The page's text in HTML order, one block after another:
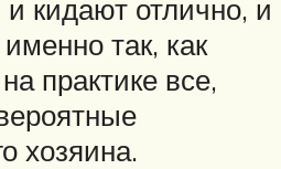
кидают отлично, и
так, как
практике все,
хозяина.